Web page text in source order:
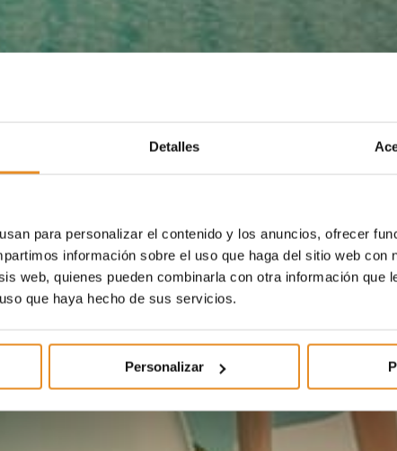
Detalles
para personalizar el contenido y los anuncios, ofrecer
información sobre el uso que haga del sitio web con
web, quienes pueden combinarla con otra información que
que haya hecho de sus servicios.
Personalizar